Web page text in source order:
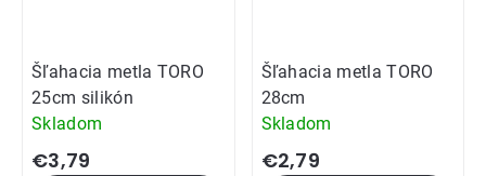
Šľahacia metla TORO
25cm silikón
Skladom
€3,79
Šľahacia metla TORO
28cm
Skladom
€2,79